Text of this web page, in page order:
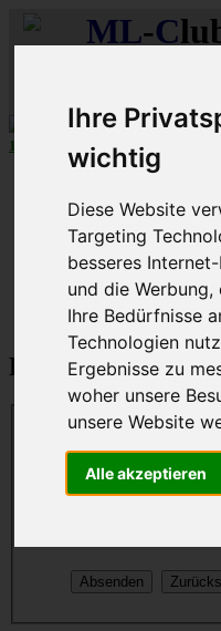
Ihre
wichtig
Diese Website
Targeting
besseres
und die Werbung,
Ihre Bedürfnisse
Technologien
Ergebnisse zu
woher unsere
unsere Website
Alle akzeptieren
ML-C
Mercedes M-
10 aus 27 MLCD-M-Klassen in
Ungelesene
MLCD-Ausstellung
Forennutzer
FAQ
MLCD-Seiten MLCD-
Passwort
Du musst die E-Mail-
hinterlegt ist. Diese hast
oder nachträglich in